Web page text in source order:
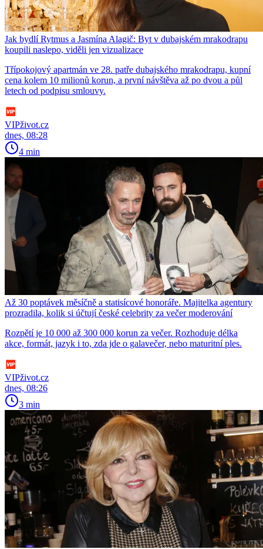
Jak bydlí Rytmus a Jasmína Alagič: Byt v dubajském mrakodrapu
koupili naslepo, viděli jen vizualizace
Třípokojový apartmán ve 28. patře dubajského mrakodrapu, kupní
cena kolem 10 milionů korun, a první návštěva až po dvou a půl
letech od podpisu smlouvy.
VIPživot.cz
dnes, 08:28
4 min
Až 30 poptávek měsíčně a statisícové honoráře. Majitelka agentury
prozradila, kolik si účtují české celebrity za večer moderování
Rozpětí je 10 000 až 300 000 korun za večer. Rozhoduje délka
akce, formát, jazyk i to, zda jde o galavečer, nebo maturitní ples.
VIPživot.cz
dnes, 08:26
3 min